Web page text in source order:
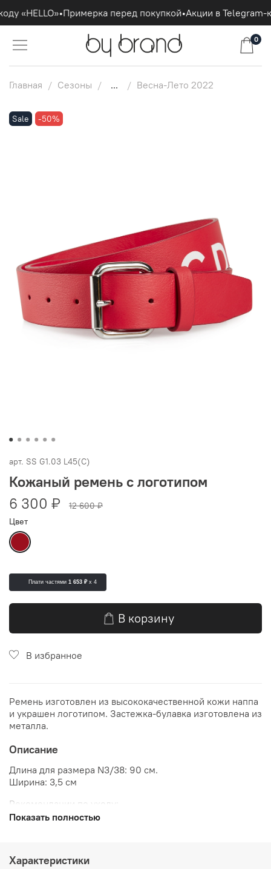
«HELLO»•Примерка перед покупкой•Акции в Telegram-
0
Главная Сезоны ... Весна-Лето 2022
Sale -50%
арт. SS G1.03 L45(C)
Кожаный ремень с логотипом
6 300 ₽
12 600 ₽
Цвет
Плати частями 1 653 ₽ x 4
В корзину
В избранное
Ремень изготовлен из высококачественной кожи наппа
и украшен логотипом. Застежка-булавка изготовлена ​​из
металла.
Описание
Длина для размера N3/38: 90 см.
Ширина: 3,5 см
Рекомендации по уходу:
Не гладить
Показать полностью
Характеристики